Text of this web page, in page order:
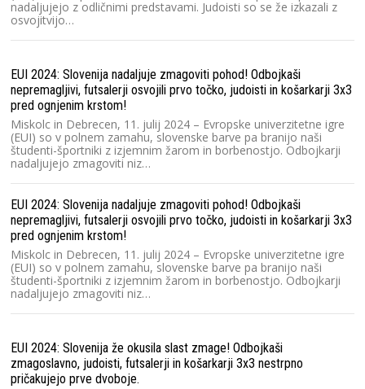
nadaljujejo z odličnimi predstavami. Judoisti so se že izkazali z
osvojitvijo…
EUI 2024: Slovenija nadaljuje zmagoviti pohod! Odbojkaši
nepremagljivi, futsalerji osvojili prvo točko, judoisti in košarkarji 3x3
pred ognjenim krstom!
Miskolc in Debrecen, 11. julij 2024 – Evropske univerzitetne igre
(EUI) so v polnem zamahu, slovenske barve pa branijo naši
študenti-športniki z izjemnim žarom in borbenostjo. Odbojkarji
nadaljujejo zmagoviti niz…
EUI 2024: Slovenija nadaljuje zmagoviti pohod! Odbojkaši
nepremagljivi, futsalerji osvojili prvo točko, judoisti in košarkarji 3x3
pred ognjenim krstom!
Miskolc in Debrecen, 11. julij 2024 – Evropske univerzitetne igre
(EUI) so v polnem zamahu, slovenske barve pa branijo naši
študenti-športniki z izjemnim žarom in borbenostjo. Odbojkarji
nadaljujejo zmagoviti niz…
EUI 2024: Slovenija že okusila slast zmage! Odbojkaši
zmagoslavno, judoisti, futsalerji in košarkarji 3x3 nestrpno
pričakujejo prve dvoboje.